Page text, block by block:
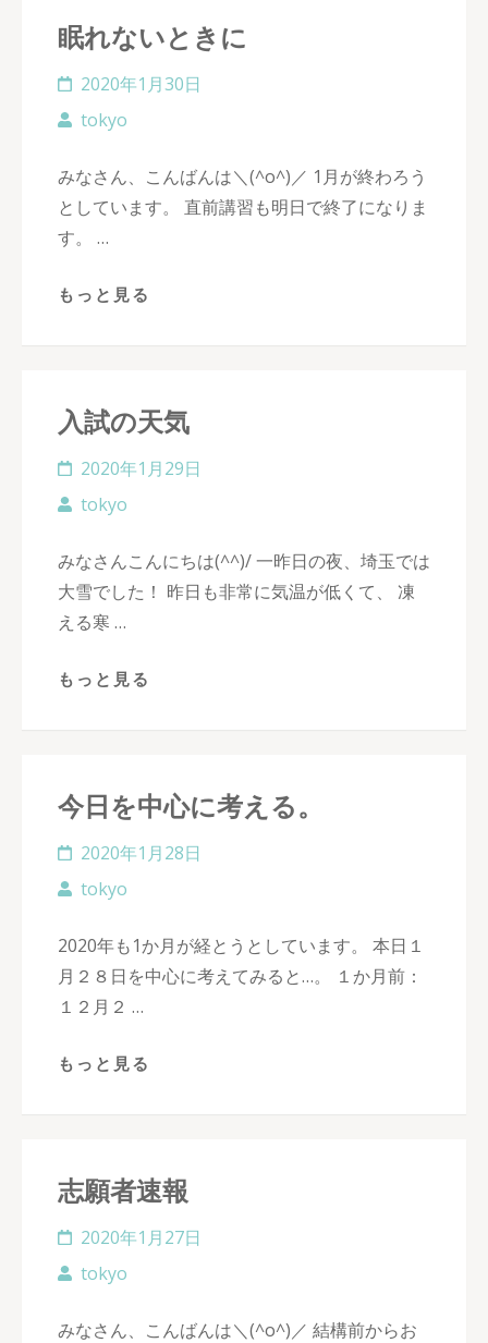
眠れないときに
2020年1月30日
tokyo
みなさん、こんばんは＼(^o^)／ 1月が終わろう
としています。 直前講習も明日で終了になりま
す。 …
もっと見る
入試の天気
2020年1月29日
tokyo
みなさんこんにちは(^^)/ 一昨日の夜、埼玉では
大雪でした！ 昨日も非常に気温が低くて、 凍
える寒 …
もっと見る
今日を中心に考える。
2020年1月28日
tokyo
2020年も1か月が経とうとしています。 本日１
月２８日を中心に考えてみると…。 １か月前：
１２月２ …
もっと見る
志願者速報
2020年1月27日
tokyo
みなさん、こんばんは＼(^o^)／ 結構前からお